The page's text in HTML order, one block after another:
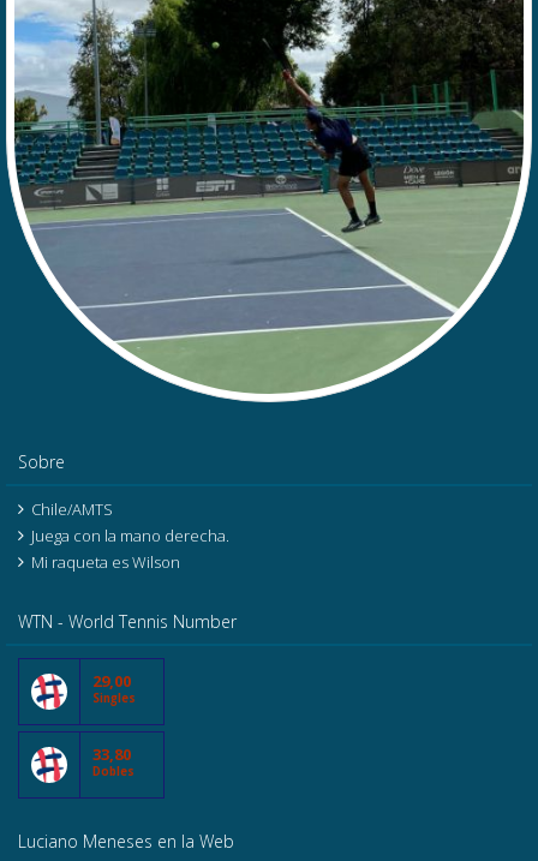
Sobre
Chile/AMTS
Juega con la mano derecha.
Mi raqueta es Wilson
WTN - World Tennis Number
29,00
Singles
33,80
Dobles
Luciano Meneses en la Web